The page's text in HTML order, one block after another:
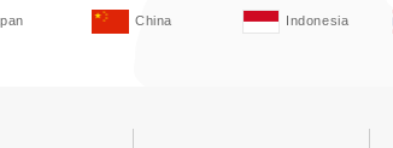
China Indonesia